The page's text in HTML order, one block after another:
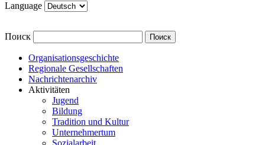
Language
Поиск Поиск
Organisationsgeschichte
Regionale Gesellschaften
Nachrichtenarchiv
Aktivitäten
Jugend
Bildung
Tradition und Kultur
Unternehmertum
Sozialarbeit